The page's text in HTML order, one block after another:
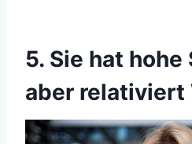
5. Sie hat hohe
aber relativiert